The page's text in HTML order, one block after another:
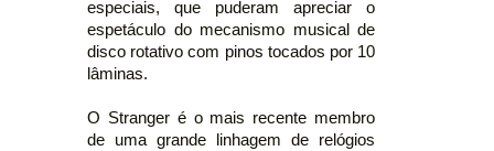
especiais, que puderam apreciar o
espetáculo do mecanismo musical de
disco rotativo com pinos tocados por 10
lâminas.
O Stranger é o mais recente membro
de uma grande linhagem de relógios